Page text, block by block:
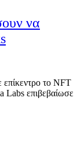
να
επίκεντρο το NFT
Labs επιβεβαίωσε